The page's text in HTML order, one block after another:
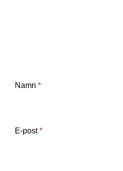
Namn *
E-post*